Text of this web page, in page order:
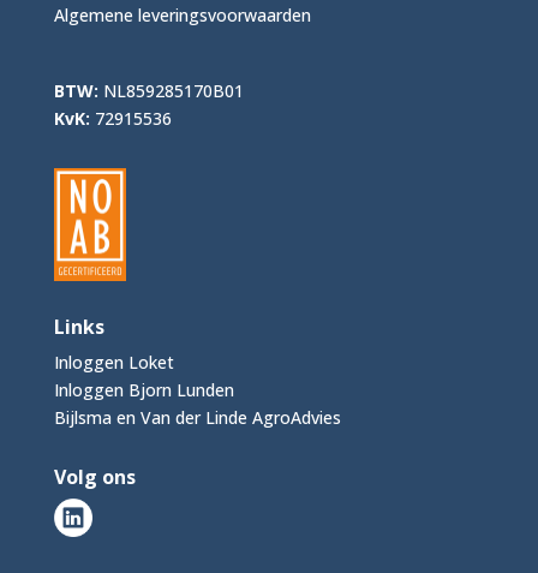
Algemene leveringsvoorwaarden
BTW: NL859285170B01
KvK: 72915536
Links
Inloggen Loket
Inloggen Bjorn Lunden
Bijlsma en Van der Linde AgroAdvies
Volg ons